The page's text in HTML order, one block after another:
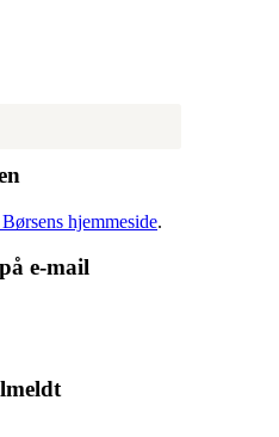
hjemmeside.
e-mail